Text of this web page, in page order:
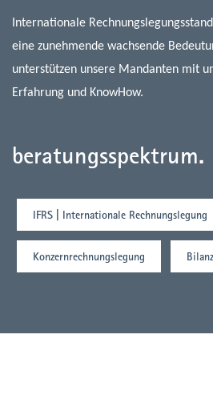
Internationale
eine zunehmende wachsende
unterstützen unsere Mandanten mit
Erfahrung und KnowHow.
beratungsspektrum.
IFRS | Internationale Rechnungslegung
Konzernrechnungslegung